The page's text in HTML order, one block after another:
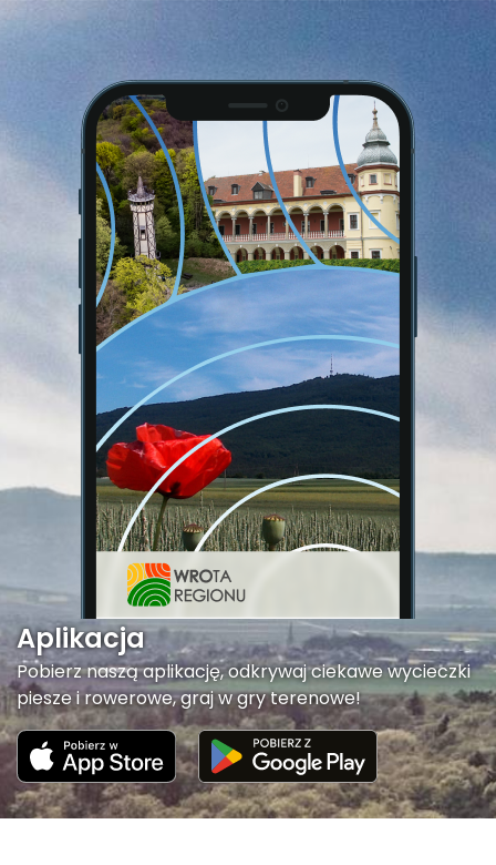
Aplikacja
Pobierz naszą aplikację, odkrywaj ciekawe wycieczki
piesze i rowerowe, graj w gry terenowe!